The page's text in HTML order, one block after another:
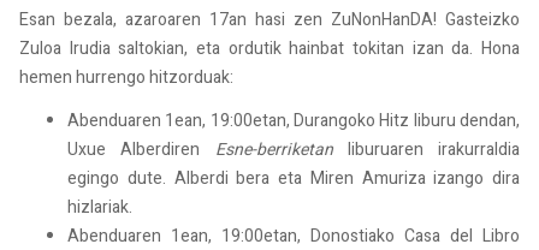
Esan bezala, azaroaren 17an hasi zen ZuNonHanDA! Gasteizko
Zuloa Irudia saltokian, eta ordutik hainbat tokitan izan da. Hona
hemen hurrengo hitzorduak:
Abenduaren 1ean, 19:00etan, Durangoko Hitz liburu dendan,
Uxue Alberdiren Esne-berriketanliburuaren irakurraldia
egingo dute. Alberdi bera eta Miren Amuriza izango dira
hizlariak.
Abenduaren 1ean, 19:00etan, Donostiako Casa del Libro